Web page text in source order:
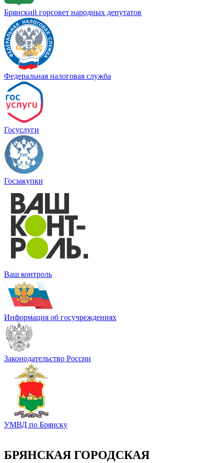
Брянский горсовет народных депутатов
Федеральная налоговая служба
Госуслуги
Госзакупки
Ваш контроль
Информация об госучреждениях
Законодательство России
УМВД по Брянску
БРЯНСКАЯ ГОРОДСКАЯ